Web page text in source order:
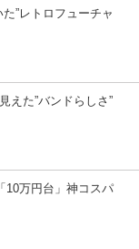
”レトロフューチャ
えた”バンドらしさ”
10万円台」神コスパ